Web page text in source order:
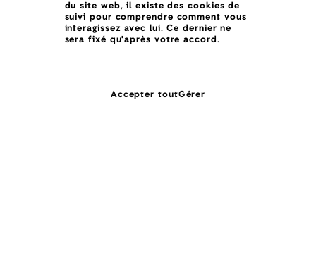
du site web, il existe des cookies de
suivi pour comprendre comment vous
interagissez avec lui. Ce dernier ne
sera fixé qu'après votre accord.
Accepter toutGérer